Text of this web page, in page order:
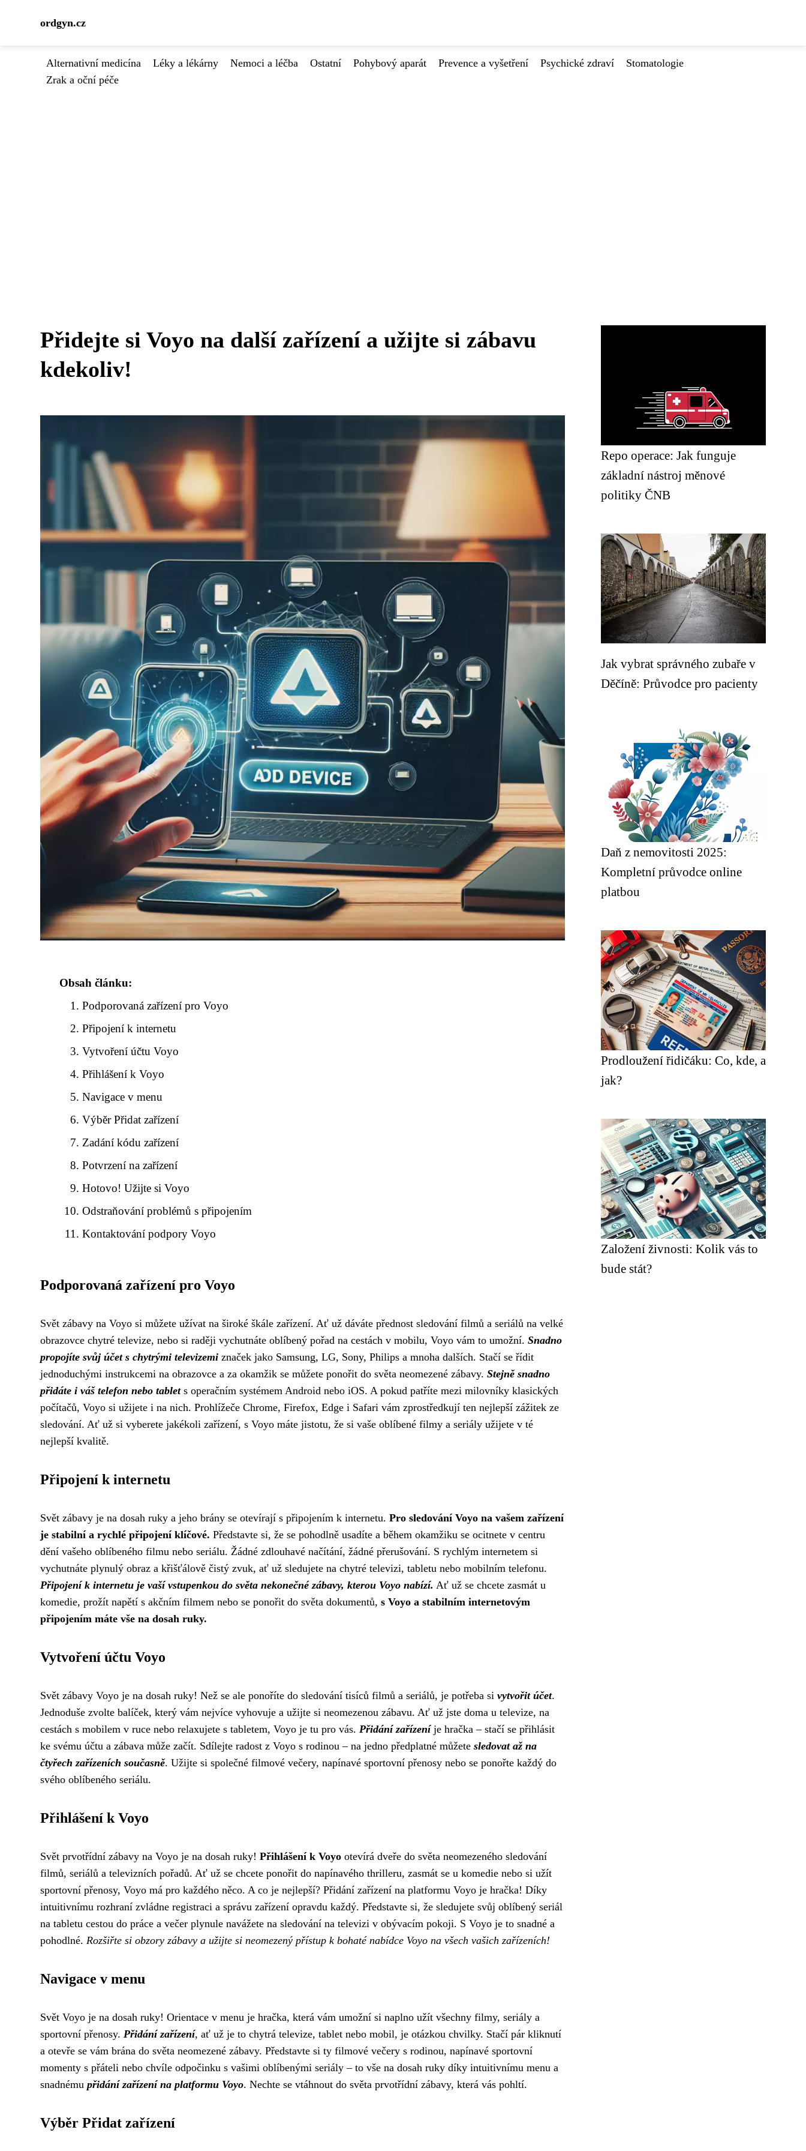
ordgyn.cz
Alternativní medicína Léky a lékárny Nemoci a léčba Ostatní Pohybový aparát Prevence a vyšetření Psychické zdraví
Stomatologie
Zrak a oční péče
Přidejte si Voyo na další zařízení a užijte si zábavu
kdekoliv!
Obsah článku:
Podporovaná zařízení pro Voyo
Připojení k internetu
Vytvoření účtu Voyo
Přihlášení k Voyo
Navigace v menu
Výběr Přidat zařízení
Zadání kódu zařízení
Potvrzení na zařízení
Hotovo! Užijte si Voyo
Odstraňování problémů s připojením
Kontaktování podpory Voyo
Podporovaná zařízení pro Voyo
Svět zábavy na Voyo si můžete užívat na široké škále zařízení. Ať už dáváte přednost sledování filmů a seriálů na velké
obrazovce chytré televize, nebo si raději vychutnáte oblíbený pořad na cestách v mobilu, Voyo vám to umožní. Snadno
propojíte svůj účet s chytrými televizemi značek jako Samsung, LG, Sony, Philips a mnoha dalších. Stačí se řídit
jednoduchými instrukcemi na obrazovce a za okamžik se můžete ponořit do světa neomezené zábavy. Stejně snadno
přidáte i váš telefon nebo tablets operačním systémem Android nebo iOS. A pokud patříte mezi milovníky klasických
počítačů, Voyo si užijete i na nich. Prohlížeče Chrome, Firefox, Edge i Safari vám zprostředkují ten nejlepší zážitek ze
sledování. Ať už si vyberete jakékoli zařízení, s Voyo máte jistotu, že si vaše oblíbené filmy a seriály užijete v té
nejlepší kvalitě.
Připojení k internetu
Svět zábavy je na dosah ruky a jeho brány se otevírají s připojením k internetu. Pro sledování Voyo na vašem zařízení
je stabilní a rychlé připojení klíčové. Představte si, že se pohodlně usadíte a během okamžiku se ocitnete v centru
dění vašeho oblíbeného filmu nebo seriálu. Žádné zdlouhavé načítání, žádné přerušování. S rychlým internetem si
vychutnáte plynulý obraz a křišťálově čistý zvuk, ať už sledujete na chytré televizi, tabletu nebo mobilním telefonu.
Připojení k internetu je vaší vstupenkou do světa nekonečné zábavy, kterou Voyo nabízí. Ať už se chcete zasmát u
komedie, prožít napětí s akčním filmem nebo se ponořit do světa dokumentů, s Voyo a stabilním internetovým
připojením máte vše na dosah ruky.
Vytvoření účtu Voyo
Svět zábavy Voyo je na dosah ruky! Než se ale ponoříte do sledování tisíců filmů a seriálů, je potřeba si vytvořit účet.
Jednoduše zvolte balíček, který vám nejvíce vyhovuje a užijte si neomezenou zábavu. Ať už jste doma u televize, na
cestách s mobilem v ruce nebo relaxujete s tabletem, Voyo je tu pro vás. Přidání zařízeníje hračka – stačí se přihlásit
ke svému účtu a zábava může začít. Sdílejte radost z Voyo s rodinou – na jedno předplatné můžete sledovat až na
čtyřech zařízeních současně. Užijte si společné filmové večery, napínavé sportovní přenosy nebo se ponořte každý do
svého oblíbeného seriálu.
Přihlášení k Voyo
Svět prvotřídní zábavy na Voyo je na dosah ruky! Přihlášení k Voyo otevírá dveře do světa neomezeného sledování
filmů, seriálů a televizních pořadů. Ať už se chcete ponořit do napínavého thrilleru, zasmát se u komedie nebo si užít
sportovní přenosy, Voyo má pro každého něco. A co je nejlepší? Přidání zařízení na platformu Voyo je hračka! Díky
intuitivnímu rozhraní zvládne registraci a správu zařízení opravdu každý. Představte si, že sledujete svůj oblíbený seriál
na tabletu cestou do práce a večer plynule navážete na sledování na televizi v obývacím pokoji. S Voyo je to snadné a
pohodlné. Rozšiřte si obzory zábavy a užijte si neomezený přístup k bohaté nabídce Voyo na všech vašich zařízeních!
Navigace v menu
Svět Voyo je na dosah ruky! Orientace v menu je hračka, která vám umožní si naplno užít všechny filmy, seriály a
sportovní přenosy. Přidání zařízení, ať už je to chytrá televize, tablet nebo mobil, je otázkou chvilky. Stačí pár kliknutí
a otevře se vám brána do světa neomezené zábavy. Představte si ty filmové večery s rodinou, napínavé sportovní
momenty s přáteli nebo chvíle odpočinku s vašimi oblíbenými seriály – to vše na dosah ruky díky intuitivnímu menu a
snadnému přidání zařízení na platformu Voyo. Nechte se vtáhnout do světa prvotřídní zábavy, která vás pohltí.
Výběr Přidat zařízení
Repo operace: Jak funguje
základní nástroj měnové
politiky ČNB
Jak vybrat správného zubaře v
Děčíně: Průvodce pro pacienty
Daň z nemovitosti 2025:
Kompletní průvodce online
platbou
Prodloužení řidičáku: Co, kde, a
jak?
Založení živnosti: Kolik vás to
bude stát?